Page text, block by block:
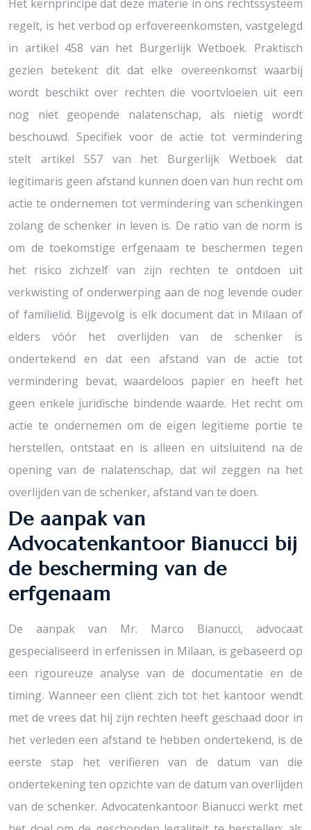
Het kernprincipe dat deze materie in ons rechtssysteem
regelt, is het verbod op erfovereenkomsten, vastgelegd
in artikel 458 van het Burgerlijk Wetboek. Praktisch
gezien betekent dit dat elke overeenkomst waarbij
wordt beschikt over rechten die voortvloeien uit een
nog niet geopende nalatenschap, als nietig wordt
beschouwd. Specifiek voor de actie tot vermindering
stelt artikel 557 van het Burgerlijk Wetboek dat
legitimaris geen afstand kunnen doen van hun recht om
actie te ondernemen tot vermindering van schenkingen
zolang de schenker in leven is. De ratio van de norm is
om de toekomstige erfgenaam te beschermen tegen
het risico zichzelf van zijn rechten te ontdoen uit
verkwisting of onderwerping aan de nog levende ouder
of familielid. Bijgevolg is elk document dat in Milaan of
elders vóór het overlijden van de schenker is
ondertekend en dat een afstand van de actie tot
vermindering bevat, waardeloos papier en heeft het
geen enkele juridische bindende waarde. Het recht om
actie te ondernemen om de eigen legitieme portie te
herstellen, ontstaat en is alleen en uitsluitend na de
opening van de nalatenschap, dat wil zeggen na het
overlijden van de schenker, afstand van te doen.
De aanpak van
Advocatenkantoor Bianucci bij
de bescherming van de
erfgenaam
De aanpak van Mr. Marco Bianucci, advocaat
gespecialiseerd in erfenissen in Milaan, is gebaseerd op
een rigoureuze analyse van de documentatie en de
timing. Wanneer een cliënt zich tot het kantoor wendt
met de vrees dat hij zijn rechten heeft geschaad door in
het verleden een afstand te hebben ondertekend, is de
eerste stap het verifiëren van de datum van die
ondertekening ten opzichte van de datum van overlijden
van de schenker. Advocatenkantoor Bianucci werkt met